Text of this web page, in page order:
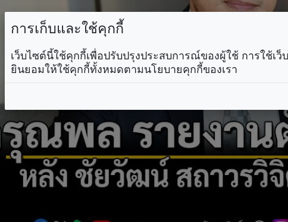
การเก็บและใช้คุกกี้
เว็บไซต์นี้ใช้คุกกี้เพื่อปรับปรุงประสบการณ์ของผู้ใช้ การใช้เ
ยินยอมให้ใช้คุกกี้ทั้งหมดตามนโยบายคุกกี้ของเรา